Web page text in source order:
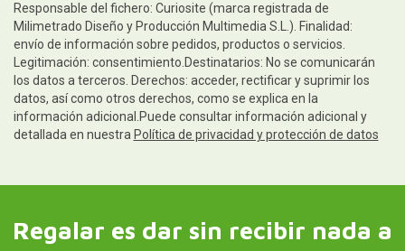
Responsable del fichero: Curiosite (marca registrada de
Milimetrado Diseño y Producción Multimedia S.L.). Finalidad:
envío de información sobre pedidos, productos o servicios.
Legitimación: consentimiento.Destinatarios: No se comunicarán
los datos a terceros. Derechos: acceder, rectificar y suprimir los
datos, así como otros derechos, como se explica en la
información adicional.Puede consultar información adicional y
detallada en nuestra Política de privacidad y protección de datos
Regalar es dar sin recibir nada a